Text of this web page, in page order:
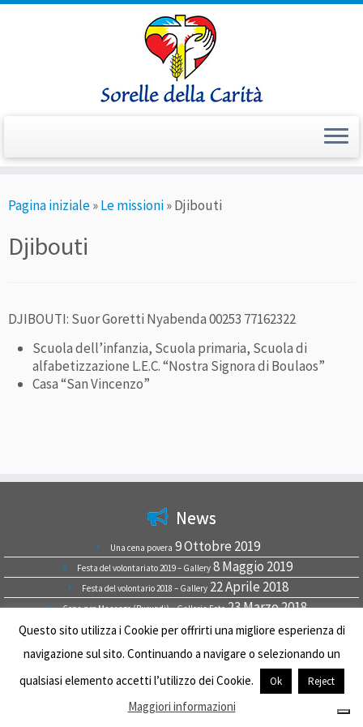
alPagina iniziale»Le missioni»Djibouti
Djibouti
DJIBOUTI: Suor Goretti Nyabenda 00253 77162322
Scuola dell’infanzia, Scuola primaria, Scuola di
alfabetizzazione L.E.C. “Nostra Signora di Boulaos”
Casa “San Vincenzo”
News
Una cena povera 9 Ottobre 2019
Festa del volontariato 2019 – Gallery 8 Maggio 2019
Festa del volontario 2018 – Gallery 22 Aprile 2018
Cena pro Masango (Burundi) – Galleria Foto 23 Marzo 2018
9 luglio 2017 9 Luglio 2017
· © 2026Sorelle della Carità
Questo sito utilizza i Cookie per offrirti una migliore esperienza di
navigazione sul sito. Continuando a navigare o selezionando un
qualsiasi elemento accetti l’utilizzo dei Cookie.
Ok Reject
Maggiori informazioni